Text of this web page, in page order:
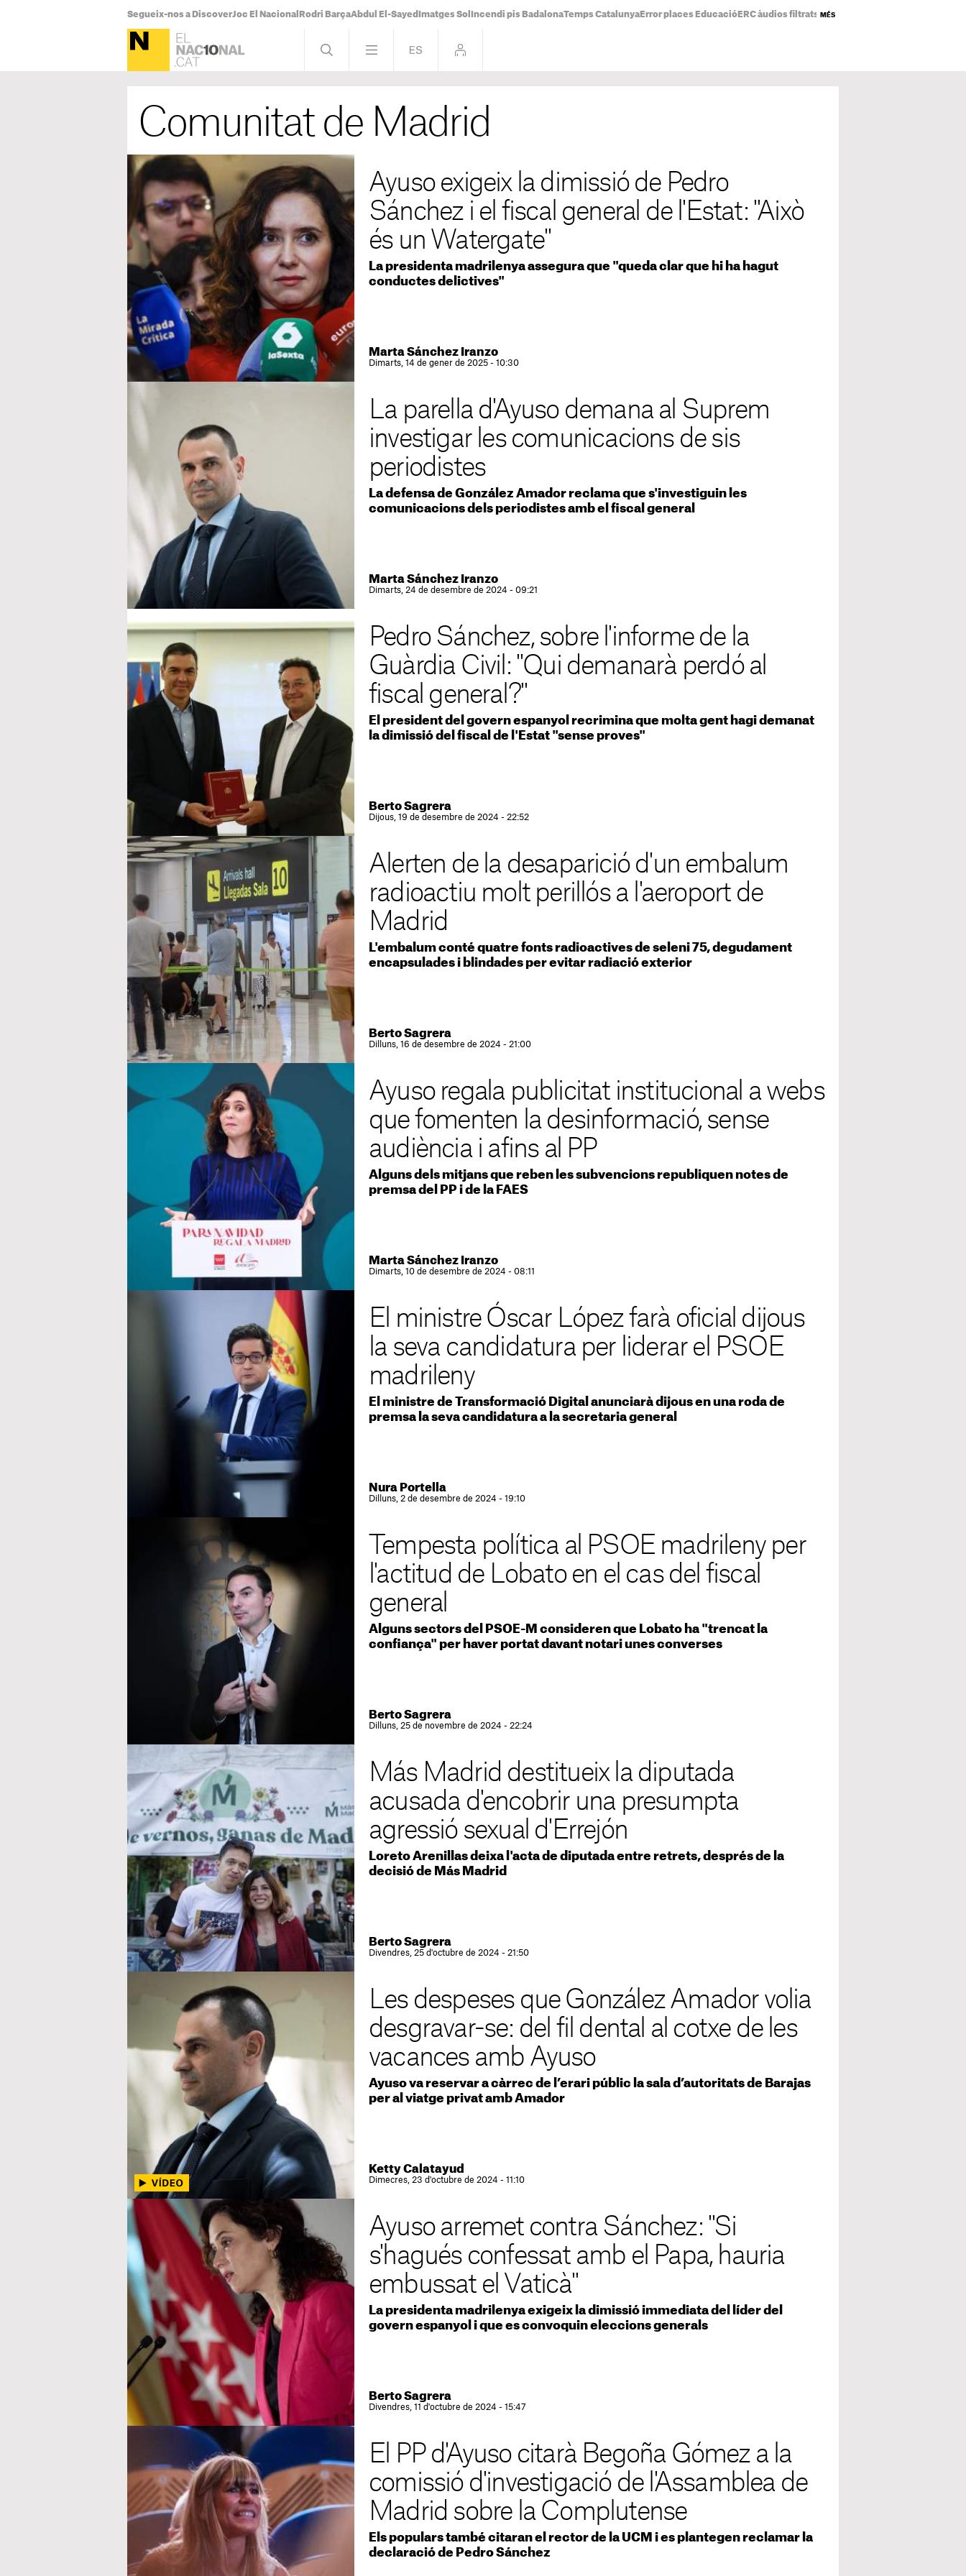
Segueix-nos a DiscoverJoc El Nacional Rodri BarçaAbdul El-Sayed Imatges Sol Incendi pis BadalonaTemps Catalunya Error places Educació ERC àudios filtrats Eclipsi solar mapa
MÉS
Comunitat de Madrid
Ayuso exigeix la dimissió de Pedro
Sánchez i el fiscal general de l'Estat: "Això
és un Watergate"
La presidenta madrilenya assegura que "queda clar que hi ha hagut
conductes delictives"
Marta Sánchez Iranzo
Dimarts, 14 de gener de 2025 - 10:30
La parella d'Ayuso demana al Suprem
investigar les comunicacions de sis
periodistes
La defensa de González Amador reclama que s'investiguin les
comunicacions dels periodistes amb el fiscal general
Marta Sánchez Iranzo
Dimarts, 24 de desembre de 2024 - 09:21
Pedro Sánchez, sobre l'informe de la
Guàrdia Civil: "Qui demanarà perdó al
fiscal general?"
El president del govern espanyol recrimina que molta gent hagi demanat
la dimissió del fiscal de l'Estat "sense proves"
Berto Sagrera
Dijous, 19 de desembre de 2024 - 22:52
Alerten de la desaparició d'un embalum
radioactiu molt perillós a l'aeroport de
Madrid
L'embalum conté quatre fonts radioactives de seleni 75, degudament
encapsulades i blindades per evitar radiació exterior
Berto Sagrera
Dilluns, 16 de desembre de 2024 - 21:00
Ayuso regala publicitat institucional a webs
que fomenten la desinformació, sense
audiència i afins al PP
Alguns dels mitjans que reben les subvencions republiquen notes de
premsa del PP i de la FAES
Marta Sánchez Iranzo
Dimarts, 10 de desembre de 2024 - 08:11
El ministre Óscar López farà oficial dijous
la seva candidatura per liderar el PSOE
madrileny
El ministre de Transformació Digital anunciarà dijous en una roda de
premsa la seva candidatura a la secretaria general
Nura Portella
Dilluns, 2 de desembre de 2024 - 19:10
Tempesta política al PSOE madrileny per
l'actitud de Lobato en el cas del fiscal
general
Alguns sectors del PSOE-M consideren que Lobato ha "trencat la
confiança" per haver portat davant notari unes converses
Berto Sagrera
Dilluns, 25 de novembre de 2024 - 22:24
Más Madrid destitueix la diputada
acusada d'encobrir una presumpta
agressió sexual d'Errejón
Loreto Arenillas deixa l'acta de diputada entre retrets, després de la
decisió de Más Madrid
Berto Sagrera
Divendres, 25 d'octubre de 2024 - 21:50
Les despeses que González Amador volia
desgravar-se: del fil dental al cotxe de les
vacances amb Ayuso
Ayuso va reservar a càrrec de l’erari públic la sala d’autoritats de Barajas
per al viatge privat amb Amador
Ketty Calatayud
Dimecres, 23 d'octubre de 2024 - 11:10
Ayuso arremet contra Sánchez: "Si
s'hagués confessat amb el Papa, hauria
embussat el Vaticà"
La presidenta madrilenya exigeix la dimissió immediata del líder del
govern espanyol i que es convoquin eleccions generals
Berto Sagrera
Divendres, 11 d'octubre de 2024 - 15:47
El PP d'Ayuso citarà Begoña Gómez a la
comissió d'investigació de l'Assamblea de
Madrid sobre la Complutense
Els populars també citaran el rector de la UCM i es plantegen reclamar la
declaració de Pedro Sánchez